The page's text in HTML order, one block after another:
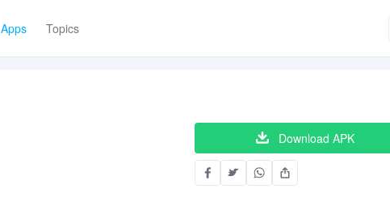
Apps Topics
Download APK